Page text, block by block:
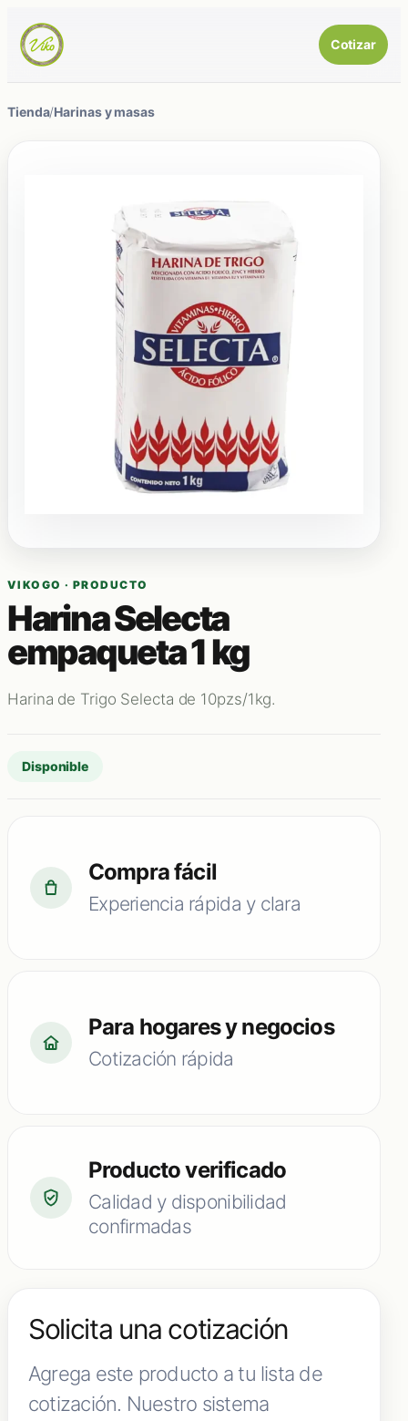
Cotizar
Tienda/Harinas y masas
VIKOGO · PRODUCTO
Harina Selecta
empaqueta 1 kg
Harina de Trigo Selecta de 10pzs/1kg.
Disponible
Compra fácil
Experiencia rápida y clara
Para hogares y negocios
Cotización rápida
Producto verificado
Calidad y disponibilidad
confirmadas
Solicita una cotización
Agrega este producto a tu lista de
cotización. Nuestro sistema